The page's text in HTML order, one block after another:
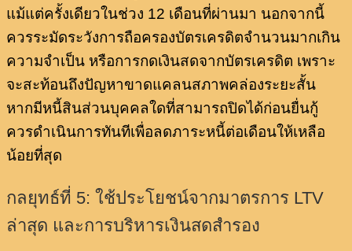
แม้แต่ครั้งเดียวในช่วง 12 เดือนที่ผ่านมา นอกจากนี้
ควรระมัดระวังการถือครองบัตรเครดิตจำนวนมากเกิน
ความจำเป็น หรือการกดเงินสดจากบัตรเครดิต เพราะ
จะสะท้อนถึงปัญหาขาดแคลนสภาพคล่องระยะสั้น
หากมีหนี้สินส่วนบุคคลใดที่สามารถปิดได้ก่อนยื่นกู้
ควรดำเนินการทันทีเพื่อลดภาระหนี้ต่อเดือนให้เหลือ
น้อยที่สุด
กลยุทธ์ที่ 5: ใช้ประโยชน์จากมาตรการ LTV
ล่าสุด และการบริหารเงินสดสำรอง